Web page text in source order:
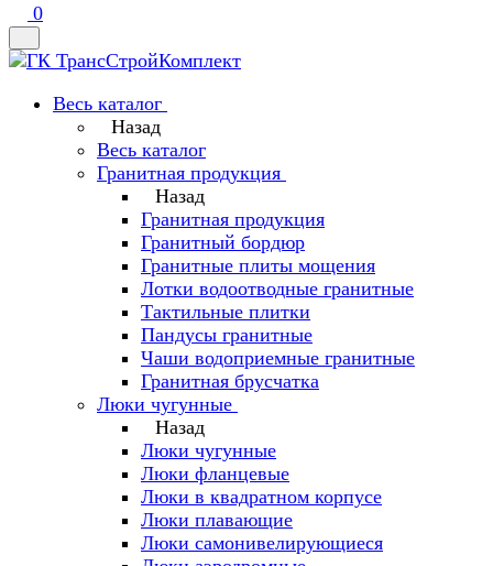
0
Весь каталог
Назад
Весь каталог
Гранитная продукция
Назад
Гранитная продукция
Гранитный бордюр
Гранитные плиты мощения
Лотки водоотводные гранитные
Тактильные плитки
Пандусы гранитные
Чаши водоприемные гранитные
Гранитная брусчатка
Люки чугунные
Назад
Люки чугунные
Люки фланцевые
Люки в квадратном корпусе
Люки плавающие
Люки самонивелирующиеся